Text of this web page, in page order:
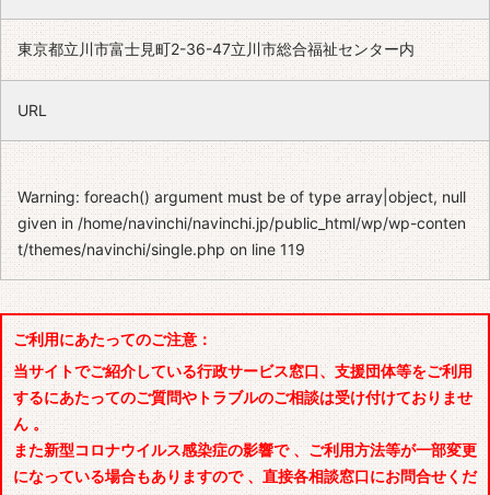
東京都立川市富士見町2-36-47立川市総合福祉センター内
URL
Warning: foreach() argument must be of type array|object, null
given in/home/navinchi/navinchi.jp/public_html/wp/wp-conten
t/themes/navinchi/single.php on line119
ご利用にあたってのご注意：
当サイトでご紹介している行政サービス窓口、支援団体等をご利用
するにあたってのご質問やトラブルのご相談は受け付けておりませ
ん 。
また新型コロナウイルス感染症の影響で 、ご利用方法等が一部変更
になっている場合もありますので 、直接各相談窓口にお問合せくだ